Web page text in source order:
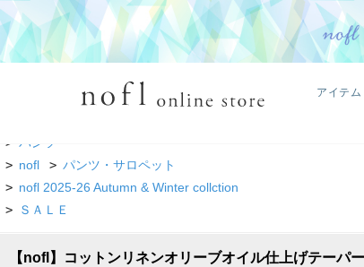
アイテム
>
パンツ
> nofl > パンツ・サロペット
> nofl 2025-26 Autumn & Winter collction
>
ＳＡＬＥ
【nofl】コットンリネンオリーブオイル仕上げテー